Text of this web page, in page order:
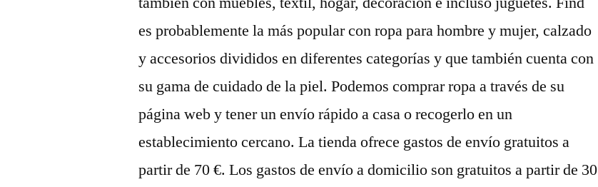
es probablemente la más popular con ropa para hombre y mujer, calzado
y accesorios divididos en diferentes categorías y que también cuenta con
su gama de cuidado de la piel. Podemos comprar ropa a través de su
página web y tener un envío rápido a casa o recogerlo en un
establecimiento cercano. La tienda ofrece gastos de envío gratuitos a
partir de 70 €. Los gastos de envío a domicilio son gratuitos a partir de 30